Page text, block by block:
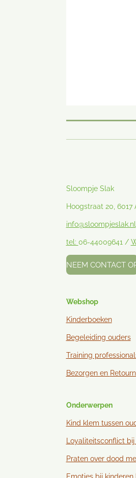
Sloompje Slak
Hoogstraat 20, 6017
info@sloompjeslak.nl
tel: 06-44009641 /
NEEM CONTACT
Webshop
Kinderboeken
Begeleiding ouders
Training
Bezorgen en
Onderwerpen
Kind klem tussen
Loyaliteitsconflict
Praten over dood
Emoties bij